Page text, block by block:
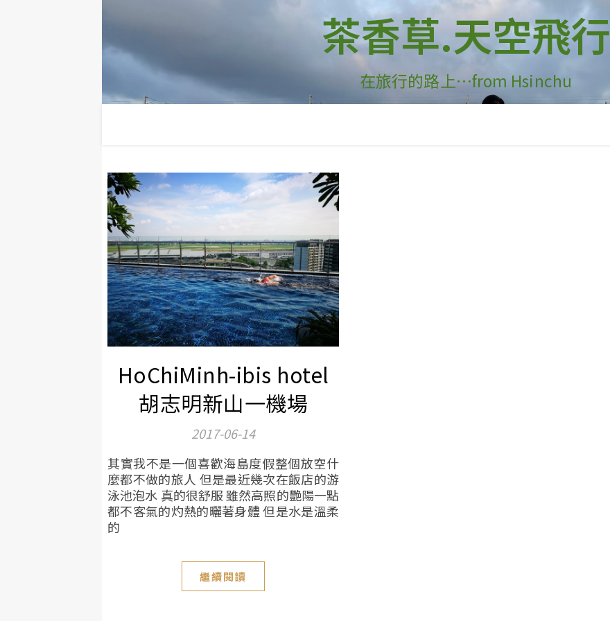
茶香草.天空飛行
在旅行的路上…from Hsinchu
HoChiMinh-ibis hotel
胡志明新山一機場
2017-06-14
其實我不是一個喜歡海島度假整個放空什
麼都不做的旅人 但是最近幾次在飯店的游
泳池泡水 真的很舒服 雖然高照的艷陽一點
都不客氣的灼熱的曬著身體 但是水是溫柔
的
繼續閱讀